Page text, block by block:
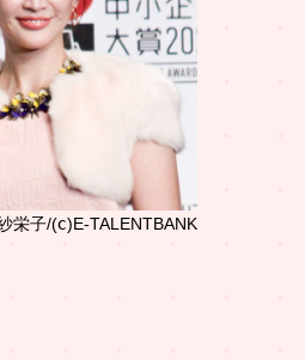
栄子/(ⅽ)E-TALENTBANK